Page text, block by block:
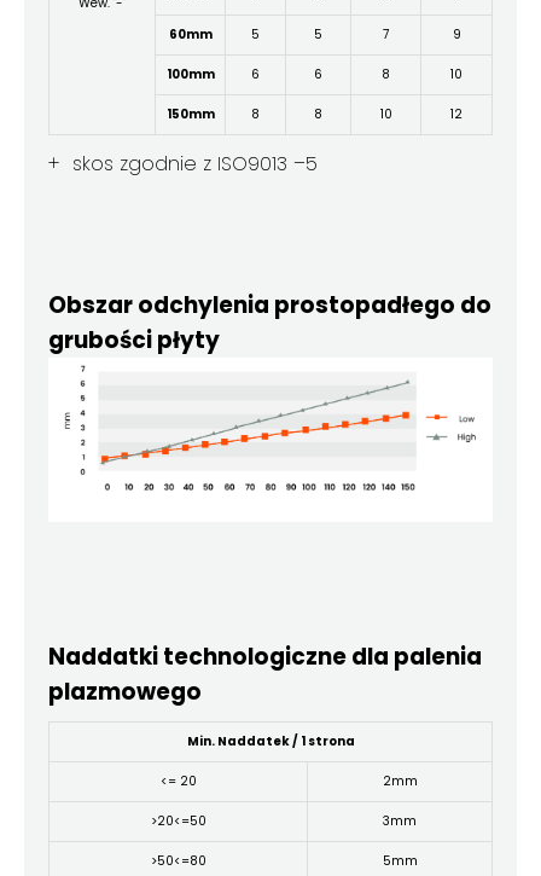
60mm 5 5 7 9
100mm 6 6 8 10
150mm 8 8 10 12
+ skos zgodnie z ISO9013 –5
Obszar odchylenia prostopadłego do
grubości płyty
Naddatki technologiczne dla palenia
plazmowego
Min. Naddatek / 1 strona
<= 20 2mm
>20<=50 3mm
>50<=80 5mm